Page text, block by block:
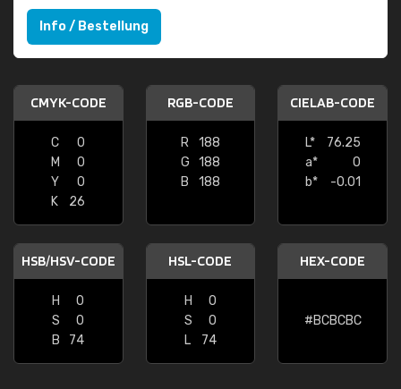
Info / Bestellung
CMYK-CODE
C
0
M
0
Y
0
K
26
RGB-CODE
R
188
G
188
B
188
CIELAB-CODE
L*
76.25
a*
0
b*
-0.01
HSB/HSV-CODE
H
0
S
0
B
74
HSL-CODE
H
0
S
0
L
74
HEX-CODE
#BCBCBC